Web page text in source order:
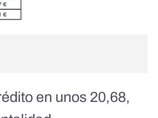
en unos 20,68,